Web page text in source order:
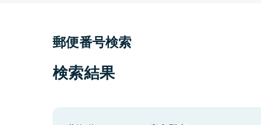
郵便番号検索
検索結果